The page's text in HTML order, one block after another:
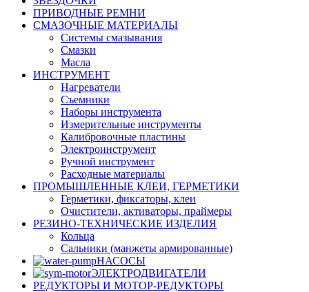
ПРИВОДНЫЕ РЕМНИ
СМАЗОЧНЫЕ МАТЕРИАЛЫ
Системы смазывания
Смазки
Масла
ИНСТРУМЕНТ
Нагреватели
Съемники
Наборы инструмента
Измерительные инструменты
Калибровочные пластины
Электроинструмент
Ручной инструмент
Расходные материалы
ПРОМЫШЛЕННЫЕ КЛЕИ, ГЕРМЕТИКИ
Герметики, фиксаторы, клеи
Очистители, активаторы, праймеры
РЕЗИНО-ТЕХНИЧЕСКИЕ ИЗДЕЛИЯ
Кольца
Сальники (манжеты армированные)
НАСОСЫ
ЭЛЕКТРОДВИГАТЕЛИ
РЕДУКТОРЫ И МОТОР-РЕДУКТОРЫ